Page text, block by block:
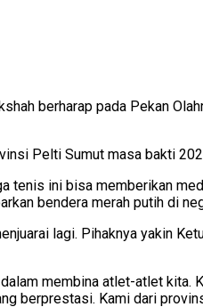
berharap pada Pekan
Pelti Sumut masa bakti
tenis ini bisa memberikan
bendera merah putih di
lagi. Pihaknya yakin
membina atlet-atlet
berprestasi. Kami dari